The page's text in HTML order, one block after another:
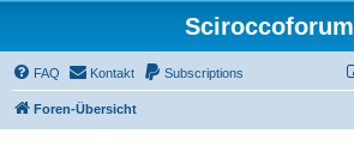
Sciroccoforum
FAQ Kontakt Subscriptions
Foren-Übersicht